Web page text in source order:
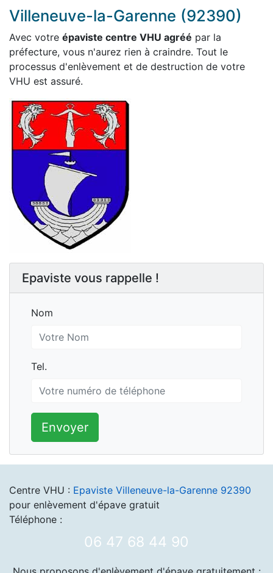
Villeneuve-la-Garenne (92390)
Avec votre épaviste centre VHU agréé par la
préfecture, vous n'aurez rien à craindre. Tout le
processus d'enlèvement et de destruction de votre
VHU est assuré.
Epaviste vous rappelle !
Nom
Nom
Tel.
Tel.
Envoyer
Centre VHU : Epaviste Villeneuve-la-Garenne 92390
pour enlèvement d'épave gratuit
Téléphone :
06 47 68 44 90